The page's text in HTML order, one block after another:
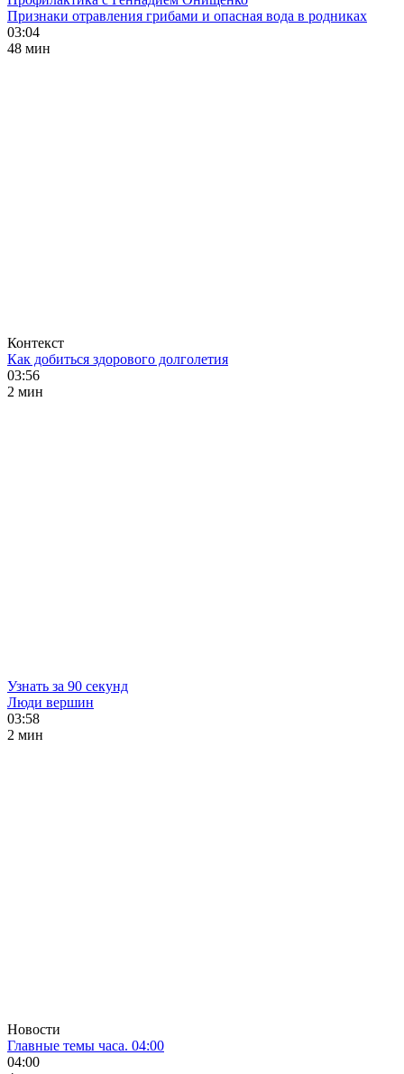
Признаки отравления грибами и опасная вода в родниках
03:04
48 мин
Контекст
Как добиться здорового долголетия
03:56
2 мин
Узнать за 90 секунд
Люди вершин
03:58
2 мин
Новости
Главные темы часа. 04:00
04:00